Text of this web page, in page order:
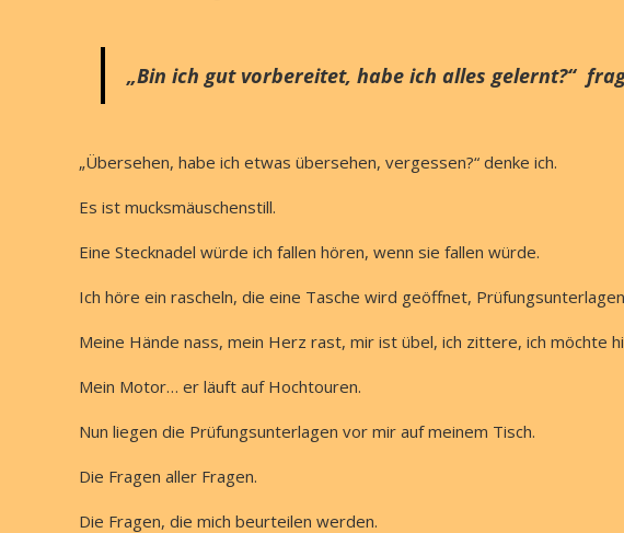
„Bin ich gut vorbereitet, habe ich alles gelernt?“
„Übersehen, habe ich etwas übersehen, vergessen?“ denke ich.
Es ist mucksmäuschenstill.
Eine Stecknadel würde ich fallen hören, wenn sie fallen würde.
Ich höre ein rascheln, die eine Tasche wird geöffnet,
Meine Hände nass, mein Herz rast, mir ist übel, ich zittere, ich möchte
Mein Motor… er läuft auf Hochtouren.
Nun liegen die Prüfungsunterlagen vor mir auf meinem Tisch.
Die Fragen aller Fragen.
Die Fragen, die mich beurteilen werden.